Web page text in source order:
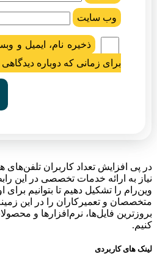
وب‌ سایت
ذخیره نام، ایمیل و
برای زمانی که دوباره
در پی افزایش تعداد کاربران
نیاز به ارائه خدمات تخصصی در این
وین‌رام را تشکیل دهیم تا بتوانیم برای
متخصصان و تعمیرکاران را در این
بروزترین فایل‌ها، نرم‌افزارها و
کنیم.
لینک های کاربردی